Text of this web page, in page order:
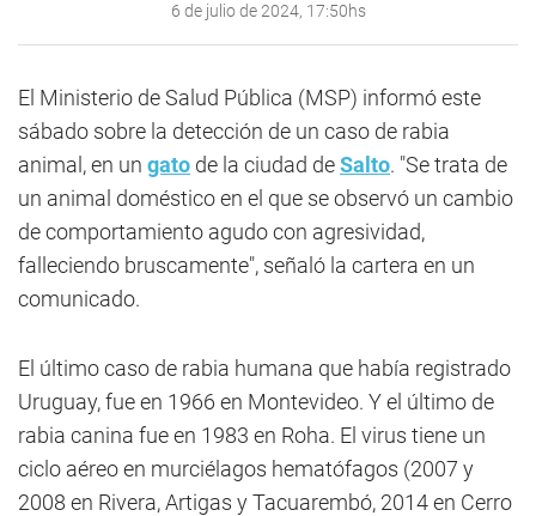
6 de julio de 2024, 17:50hs
El Ministerio de Salud Pública (MSP) informó este
sábado sobre la detección de un caso de rabia
animal, en un gato de la ciudad deSalto. "Se trata de
un animal doméstico en el que se observó un cambio
de comportamiento agudo con agresividad,
falleciendo bruscamente", señaló la cartera en un
comunicado.
El último caso de rabia humana que había registrado
Uruguay, fue en 1966 en Montevideo. Y el último de
rabia canina fue en 1983 en Roha. El virus tiene un
ciclo aéreo en murciélagos hematófagos (2007 y
2008 en Rivera, Artigas y Tacuarembó, 2014 en Cerro